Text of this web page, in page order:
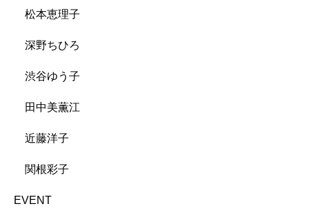
松本恵理子
深野ちひろ
渋谷ゆう子
田中美薫江
近藤洋子
関根彩子
EVENT